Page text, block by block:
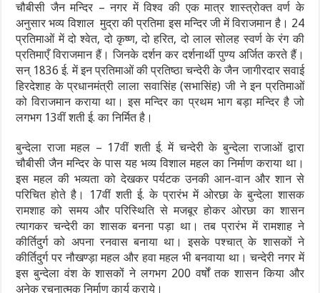
चौबीसी जैन मन्दिर – नगर में विश्व की एक मात्र शास्त्रोक्त वर्ण के
अनुसार भव्य विशाल मुद्रा की प्रतिमा इस मन्दिर जी में विराजमान है। 24
प्रतिमाओं में दो श्वेत, दो कृष्ण, दो हरित, दो लाल सोलह स्वर्ण के रंग की
प्रतिमाएँ विराजमान हैं। जिनके दर्शन कर दर्शनार्थी पुण्य अर्जित करते हैं।
सन् 1836 ई. में इन प्रतिमाओं की प्रतिष्ठा चन्देरी के जैन जागीरदार सवाई
हिरदेशाह के प्रधानमंत्री लाला सवासिंह (सभासिंह) जी ने इन प्रतिमाओं
को विराजमान कराया था। इस मन्दिर का प्रथम भाग बड़ा मन्दिर है जो
लगभग 13वीं शती ई. का निर्मित है।
बुन्देला राजा महल – 17वीं शती ई. में चन्देरी के बुन्देला राजाओं द्वारा
चौबीसी जैन मन्दिर के पास यह भव्य विशाल महल का निर्माण कराया था।
इस महल की भव्यता को देखकर पर्यटक उनकी आन-वान और शान से
परिचित होते है। 17वीं शती ई. के प्रारंभ में ओरछा के बुन्देला शासक
रामशाह को समय और परिस्थिति से मजबूर होकर ओरछा का शासन
त्यागकर चन्देरी का शासक बनना पड़ा था। तब प्रारंभ में रामशाह ने
कीर्तिदुर्ग को अपना रनवास बनाया था। इसके पश्चात् के शासकों ने
कीर्तिदुर्ग पर नौखण्ड़ा महल और हवा महल भी बनवाया था। चन्देरी नगर में
इस बुन्देला वंश के शासकों ने लगभग 200 वर्षों तक शासन किया और
अनेक रचनात्मक निर्माण कार्य कराये।